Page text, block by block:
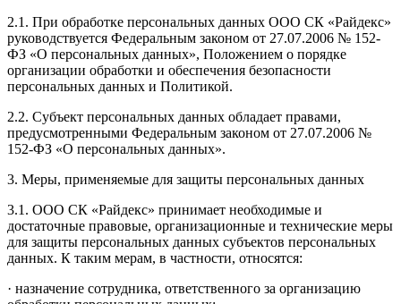
2.1. При обработке персональных данных ООО СК «Райдекс»
руководствуется Федеральным законом от 27.07.2006 № 152-
ФЗ «О персональных данных», Положением о порядке
организации обработки и обеспечения безопасности
персональных данных и Политикой.
2.2. Субъект персональных данных обладает правами,
предусмотренными Федеральным законом от 27.07.2006 №
152-ФЗ «О персональных данных».
3. Меры, применяемые для защиты персональных данных
3.1. ООО СК «Райдекс» принимает необходимые и
достаточные правовые, организационные и технические меры
для защиты персональных данных субъектов персональных
данных. К таким мерам, в частности, относятся:
· назначение сотрудника, ответственного за организацию